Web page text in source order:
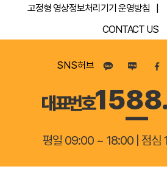
고정형 영상정보처리기기 운영방침
CONTACT US
SNS허브
대표번호
평일 09:00 ~ 18:00 | 점심